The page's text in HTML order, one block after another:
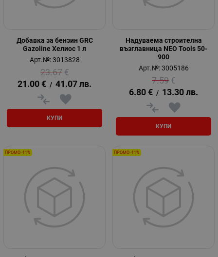
Добавка за бензин GRC
Gazoline Хелиос 1 л
Арт.№: 3013828
23.67 €
21.00 € / 41.07 лв.
КУПИ
Надуваема строителна
възглавница NEO Tools 50-
900
Арт.№: 3005186
7.59 €
6.80 € / 13.30 лв.
КУПИ
ПРОМО -11% ПРОМО -11%